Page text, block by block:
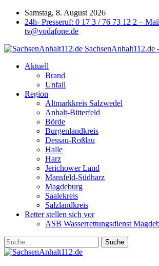
Samstag, 8. August 2026
24h- Presseruf: 0 17 3 / 76 73 12 2 –
tv@vodafone.de
SachsenAnhalt112.de -
Aktuell
Brand
Unfall
Region
Altmarkkreis Salzwedel
Anhalt-Bitterfeld
Börde
Burgenlandkreis
Dessau-Roßlau
Halle
Harz
Jerichower Land
Mansfeld-Südharz
Magdeburg
Saalekreis
Salzlandkreis
Retter stellen sich vor
ASB Wasserrettungsdienst